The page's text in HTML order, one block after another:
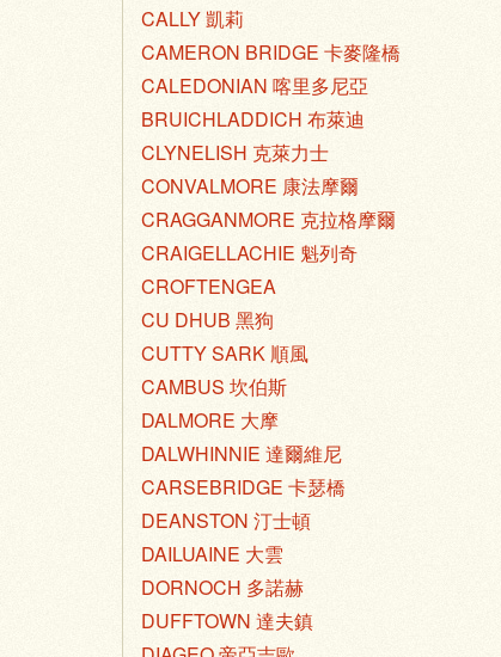
CALLY 凱莉
CAMERON BRIDGE 卡麥隆橋
CALEDONIAN 喀里多尼亞
BRUICHLADDICH 布萊迪
CLYNELISH 克萊力士
CONVALMORE 康法摩爾
CRAGGANMORE 克拉格摩爾
CRAIGELLACHIE 魁列奇
CROFTENGEA
CU DHUB 黑狗
CUTTY SARK 順風
CAMBUS 坎伯斯
DALMORE 大摩
DALWHINNIE 達爾維尼
CARSEBRIDGE 卡瑟橋
DEANSTON 汀士頓
DAILUAINE 大雲
DORNOCH 多諾赫
DUFFTOWN 達夫鎮